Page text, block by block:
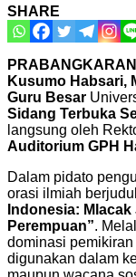
SHARE
Kusumo Habsari,
Guru Besar
Sidang Terbuka
langsung oleh
Auditorium GPH
Dalam pidato
orasi ilmiah berjudul
Indonesia:
Perempuan”.
dominasi
digunakan dalam